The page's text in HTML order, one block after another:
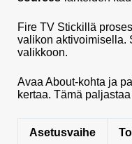
Fire TV Stickillä
valikon aktivoimisella.
valikkoon.
Avaa About-kohta ja
kertaa. Tämä
Asetusvaihe